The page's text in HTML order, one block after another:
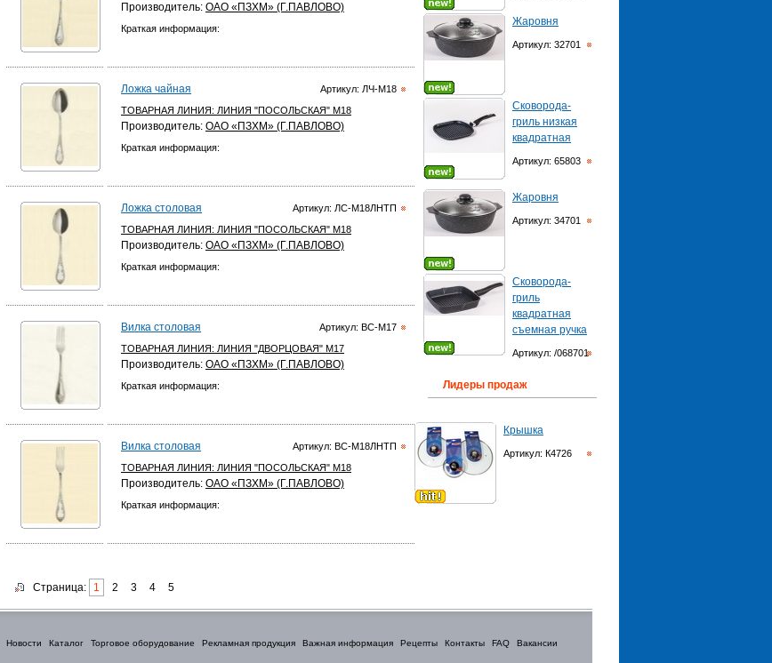
Производитель: ОАО «ПЗХМ» (Г.ПАВЛОВО)
Краткая информация:
Артикул: ЛЧ-М18
Ложка чайная
ТОВАРНАЯ ЛИНИЯ: ЛИНИЯ "ПОСОЛЬСКАЯ" М18
Производитель: ОАО «ПЗХМ» (Г.ПАВЛОВО)
Краткая информация:
Артикул: ЛС-М18ЛНТП
Ложка столовая
ТОВАРНАЯ ЛИНИЯ: ЛИНИЯ "ПОСОЛЬСКАЯ" М18
Производитель: ОАО «ПЗХМ» (Г.ПАВЛОВО)
Краткая информация:
Артикул: ВС-М17
Вилка столовая
ТОВАРНАЯ ЛИНИЯ: ЛИНИЯ "ДВОРЦОВАЯ" М17
Производитель: ОАО «ПЗХМ» (Г.ПАВЛОВО)
Краткая информация:
Артикул: ВС-М18ЛНТП
Вилка столовая
ТОВАРНАЯ ЛИНИЯ: ЛИНИЯ "ПОСОЛЬСКАЯ" М18
Производитель: ОАО «ПЗХМ» (Г.ПАВЛОВО)
Краткая информация:
Страница: 1 2 3 4 5
Жаровня
Артикул: 32701
Сковорода-
гриль низкая
квадратная
Артикул: 65803
Жаровня
Артикул: 34701
Сковорода-
гриль
квадратная
съемная ручка
Артикул: /068701
Лидеры продаж
Крышка
Артикул: К4726
Новости Каталог Торговое оборудование Рекламная продукция Важная информация Рецепты Контакты FAQ Вакансии